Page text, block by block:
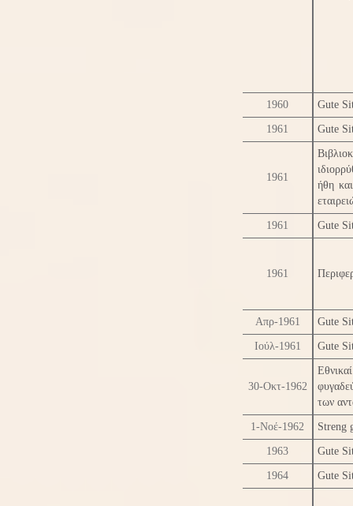
1960 Gute
1961 Gute
1961
ήθη
1961 Gute
1961
Απρ-1961 Gute
Ιούλ-1961 Gute
30-Οκτ-1962
των
1-Νοέ-1962 Streng
1963 Gute
1964 Gute